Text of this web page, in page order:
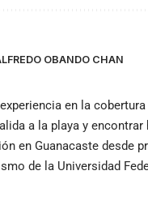
OBANDO CHAN
en la
a la playa y
en Guanacaste desde
de la Universidad